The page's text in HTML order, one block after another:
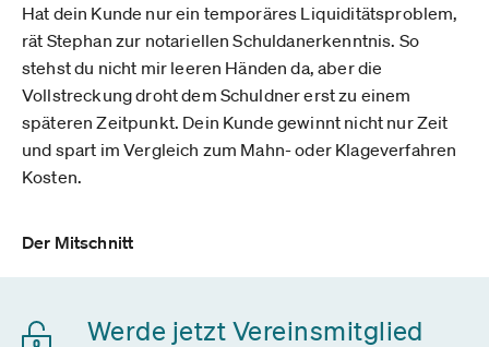
Hat dein Kunde nur ein temporäres Liquiditätsproblem,
rät Stephan zur notariellen Schuldanerkenntnis. So
stehst du nicht mir leeren Händen da, aber die
Vollstreckung droht dem Schuldner erst zu einem
späteren Zeitpunkt. Dein Kunde gewinnt nicht nur Zeit
und spart im Vergleich zum Mahn- oder Klageverfahren
Kosten.
Der Mitschnitt
Werde jetzt Vereinsmitglied